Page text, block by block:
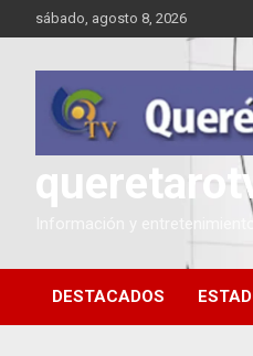
al
sábado, agosto 8, 2026
Información y
DESTACADOS